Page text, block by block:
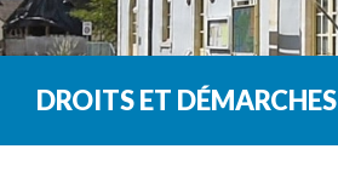
DROITS ET DÉMARCHES